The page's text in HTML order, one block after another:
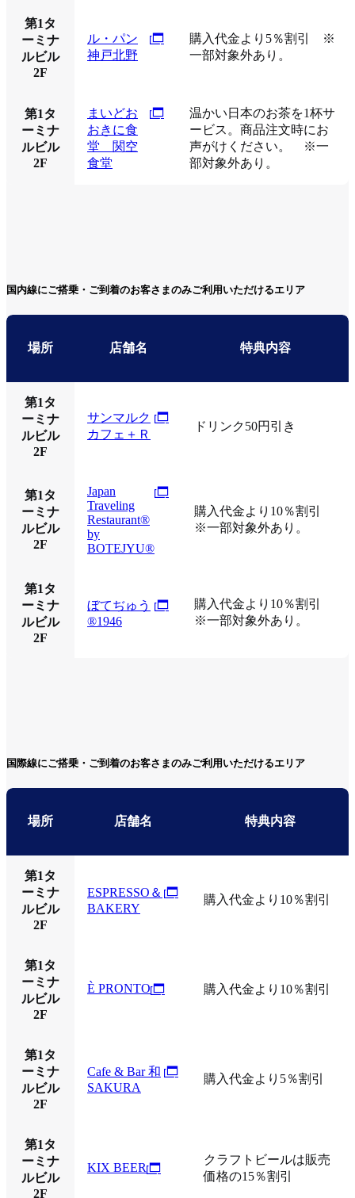
第1タ
ーミナ
ルビル
2F
ル・パン
神戸北野
購入代金より5％割引 ※
一部対象外あり。
第1タ
ーミナ
ルビル
2F
まいどお
おきに食
堂 関空
食堂
温かい日本のお茶を1杯サ
ービス。商品注文時にお
声がけください。 ※一
部対象外あり。
国内線にご搭乗・ご到着のお客さまのみご利用いただけるエリア
場所 店舗名 特典内容
第1タ
ーミナ
ルビル
2F
サンマルク
カフェ＋Ｒ
ドリンク50円引き
第1タ
ーミナ
ルビル
2F
Japan
Traveling
Restaurant®
by
BOTEJYU®
購入代金より10％割引
※一部対象外あり。
第1タ
ーミナ
ルビル
2F
ぼてぢゅう
®1946
購入代金より10％割引
※一部対象外あり。
国際線にご搭乗・ご到着のお客さまのみご利用いただけるエリア
場所 店舗名 特典内容
第1タ
ーミナ
ルビル
2F
ESPRESSO＆
BAKERY
購入代金より10％割引
第1タ
ーミナ
ルビル
2F
È PRONTO 購入代金より10％割引
第1タ
ーミナ
ルビル
2F
Cafe & Bar 和
SAKURA
購入代金より5％割引
第1タ
ーミナ
ルビル
2F
KIX BEER
クラフトビールは販売
価格の15％割引